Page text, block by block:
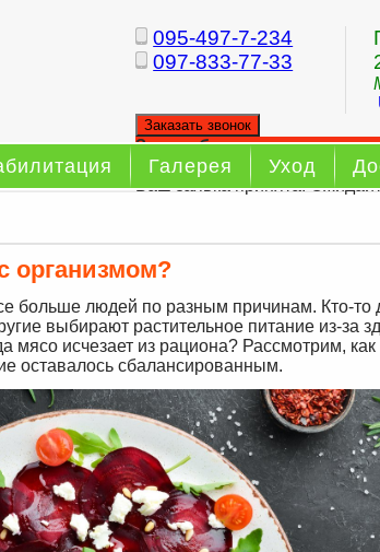
095-497-7-234
097-833-77-33
Заказать звонок
Заказ обратного звонка
Ваш заявка принята.
Галерея Уход
организмом?
больше людей по разным причинам. Кто-то
выбирают растительное питание из-за
мясо исчезает из рациона? Рассмотрим,
оставалось сбалансированным.